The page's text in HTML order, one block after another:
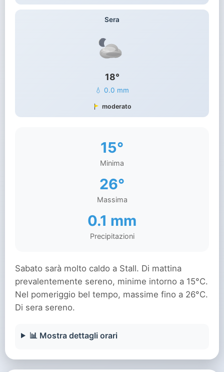
Sera
18°
💧 0.0 mm
moderato
15°
Minima
26°
Massima
0.1 mm
Precipitazioni
Sabato sarà molto caldo a Stall. Di mattina
prevalentemente sereno, minime intorno a 15°C.
Nel pomeriggio bel tempo, massime fino a 26°C.
Di sera sereno.
📊 Mostra dettagli orari